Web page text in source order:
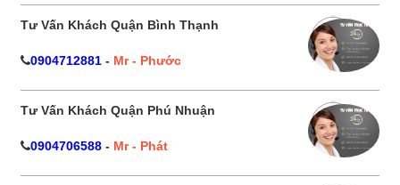
Tư Vấn Khách Quận Bình Thạnh
0904712881 - Mr - Phước
Tư Vấn Khách Quận Phú Nhuận
0904706588 - Mr - Phát